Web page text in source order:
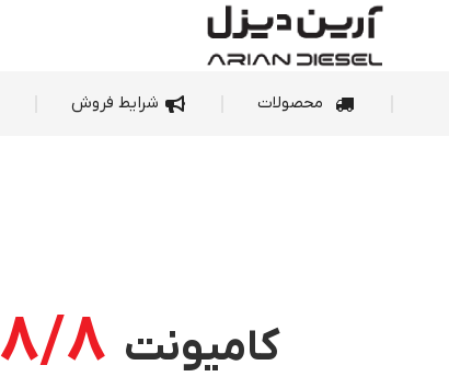
محصولات شرایط فروش
کامیونت 8/8 تن